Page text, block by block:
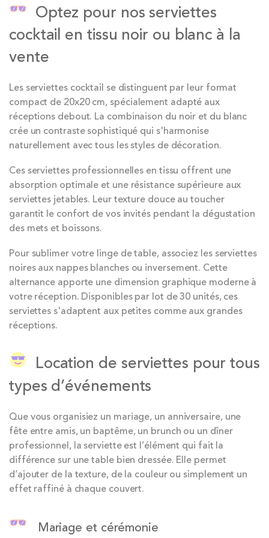
Optez pour nos serviettes
cocktail en tissu noir ou blanc à la
vente
Les serviettes cocktail se distinguent par leur format
compact de 20x20 cm, spécialement adapté aux
réceptions debout. La combinaison du noir et du blanc
crée un contraste sophistiqué qui s'harmonise
naturellement avec tous les styles de décoration.
Ces serviettes professionnelles en tissu offrent une
absorption optimale et une résistance supérieure aux
serviettes jetables. Leur texture douce au toucher
garantit le confort de vos invités pendant la dégustation
des mets et boissons.
Pour sublimer votre linge de table, associez les serviettes
noires aux nappes blanches ou inversement. Cette
alternance apporte une dimension graphique moderne à
votre réception. Disponibles par lot de 30 unités, ces
serviettes s'adaptent aux petites comme aux grandes
réceptions.
Location de serviettes pour tous
types d’événements
Que vous organisiez un mariage, un anniversaire, une
fête entre amis, un baptême, un brunch ou un dîner
professionnel, la serviette est l’élément qui fait la
différence sur une table bien dressée. Elle permet
d’ajouter de la texture, de la couleur ou simplement un
effet raffiné à chaque couvert.
Mariage et cérémonie